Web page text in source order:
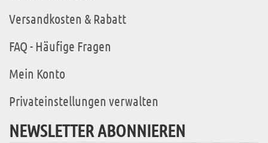
Versandkosten & Rabatt
FAQ - Häufige Fragen
Mein Konto
Privateinstellungen verwalten
NEWSLETTER ABONNIEREN